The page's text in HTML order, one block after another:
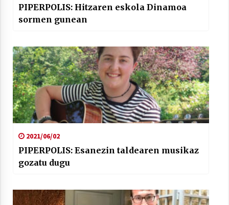
PIPERPOLIS: Hitzaren eskola Dinamoa
sormen gunean
2021/06/02
PIPERPOLIS: Esanezin taldearen musikaz
gozatu dugu